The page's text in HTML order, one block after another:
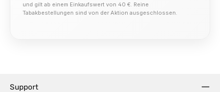
und gilt ab einem Einkaufswert von 40 €. Reine
Tabakbestellungen sind von der Aktion ausgeschlossen.
Support